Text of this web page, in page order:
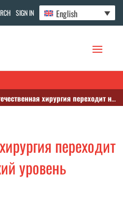
SIGN IN English
хирургия переходит на более высокий уровень технологий
переходит
уровень